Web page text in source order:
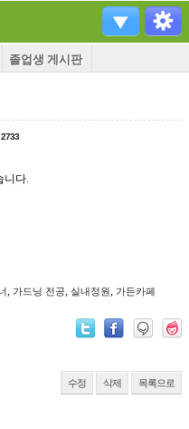
졸업생 게시판
2733
니다.
, 가드닝 전공, 실내정원, 가든카페
수정 삭제 목록으로